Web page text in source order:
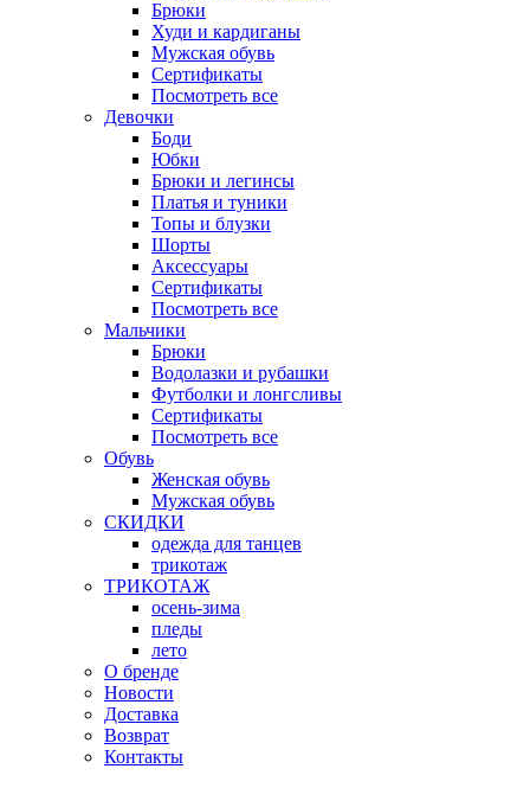
Брюки
Худи и кардиганы
Мужская обувь
Сертификаты
Посмотреть все
Девочки
Боди
Юбки
Брюки и легинсы
Платья и туники
Топы и блузки
Шорты
Аксессуары
Сертификаты
Посмотреть все
Мальчики
Брюки
Водолазки и рубашки
Футболки и лонгсливы
Сертификаты
Посмотреть все
Обувь
Женская обувь
Мужская обувь
СКИДКИ
одежда для танцев
трикотаж
ТРИКОТАЖ
осень-зима
пледы
лето
О бренде
Новости
Доставка
Возврат
Контакты